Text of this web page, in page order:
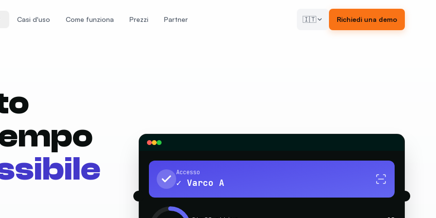
Casi d'uso Come funziona Prezzi Partner 🇮🇹 Richiedi una demo
Accesso
✓ Varco A